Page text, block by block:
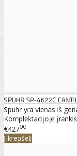
SPUHR SP-4622C
Spuhr yra vienas iš
Komplektacijoje
€42700
Į krepšelį